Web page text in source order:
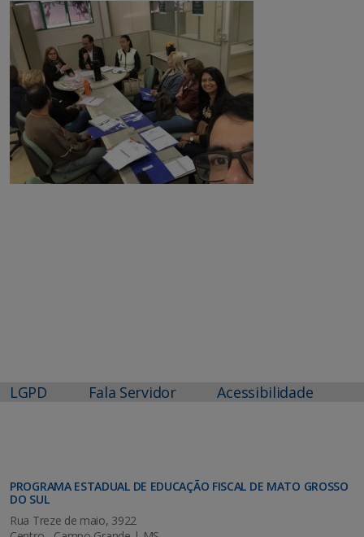
LGPD Fala Servidor Acessibilidade
PROGRAMA ESTADUAL DE EDUCAÇÃO FISCAL DE MATO GROSSO
DO SUL
Rua Treze de maio, 3922